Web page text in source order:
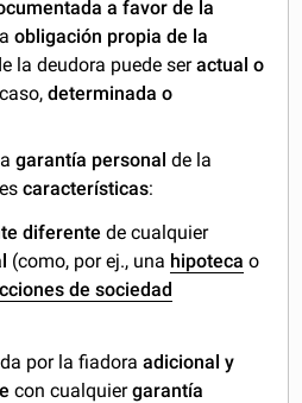
a favor de la
obligación propia de la
la deudora puede seractual o
determinada o
garantía personal de la
características:
diferente de cualquier
(como, por ej., una hipoteca o
de sociedad
por la fiadoraadicional y
con cualquiergarantía